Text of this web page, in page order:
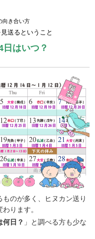
向き合い方
送るということ
はいつ？
のが多く、ヒヌカン送り
ります。
何日？ 」と調べる方も少な